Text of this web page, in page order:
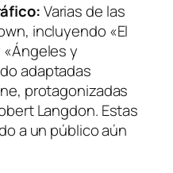
Varias de las
incluyendo «El
«Ángeles y
adaptadas
protagonizadas
Langdon. Estas
a un público aún